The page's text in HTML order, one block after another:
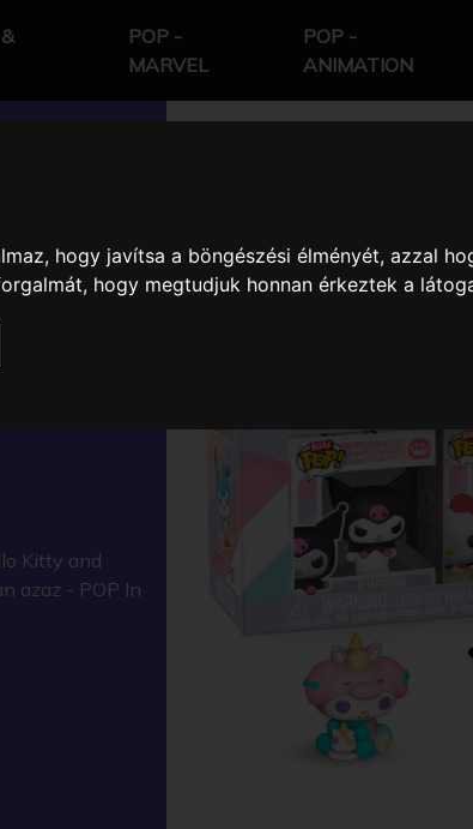
hogy javítsa a böngészési élményét, azzal
hogy megtudjuk honnan érkeztek a
POP -
MARVEL
POP -
ANIMATION
AND
Kitty and
azaz - POP In